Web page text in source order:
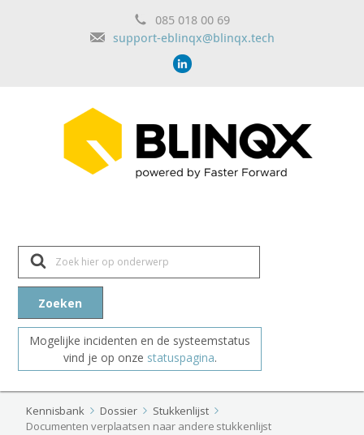
085 018 00 69
support-eblinqx@blinqx.tech
Z
e
k
a
Zoeken
Mogelijke incidenten en de systeemstatus
vind je op onze statuspagina.
Kennisbank Dossier
Stukkenlijst
Documenten verplaatsen naar andere stukkenlijst